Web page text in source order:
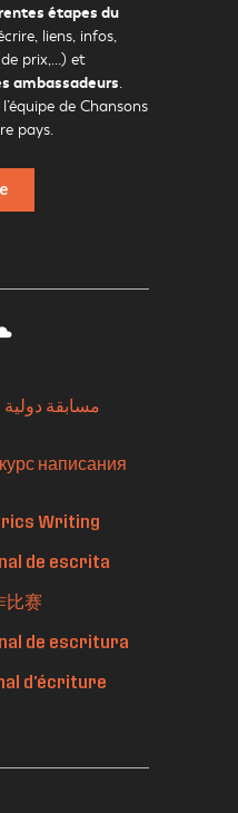
étapes du
liens, infos,
prix,…) et
ambassadeurs.
de Chansons
pays.
مسابقة دولية
написания
Writing
de escrita
比赛
de escritura
d'écriture